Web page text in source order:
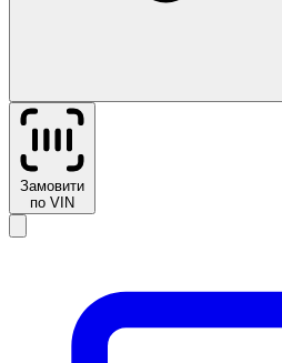
Замовити
по VIN